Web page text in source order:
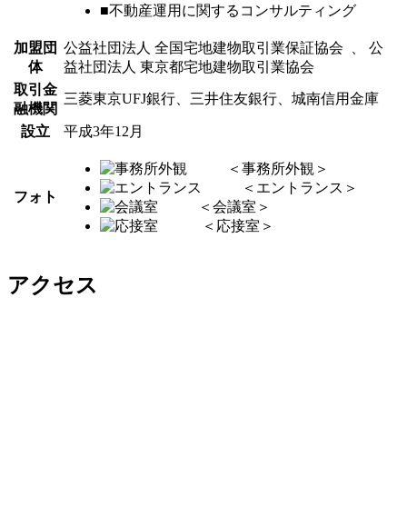
■不動産運用に関するコンサルティング
加盟団
体
公益社団法人 全国宅地建物取引業保証協会 、 公
益社団法人 東京都宅地建物取引業協会
取引金
融機関
三菱東京UFJ銀行、三井住友銀行、城南信用金庫
設立 平成3年12月
フォト
＜事務所外観＞
＜エントランス＞
＜会議室＞
＜応接室＞
アクセス